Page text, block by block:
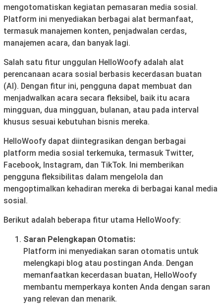
mengotomatiskan kegiatan pemasaran media sosial.
Platform ini menyediakan berbagai alat bermanfaat,
termasuk manajemen konten, penjadwalan cerdas,
manajemen acara, dan banyak lagi.
Salah satu fitur unggulan HelloWoofy adalah alat
perencanaan acara sosial berbasis kecerdasan buatan
(AI). Dengan fitur ini, pengguna dapat membuat dan
menjadwalkan acara secara fleksibel, baik itu acara
mingguan, dua mingguan, bulanan, atau pada interval
khusus sesuai kebutuhan bisnis mereka.
HelloWoofy dapat diintegrasikan dengan berbagai
platform media sosial terkemuka, termasuk Twitter,
Facebook, Instagram, dan TikTok. Ini memberikan
pengguna fleksibilitas dalam mengelola dan
mengoptimalkan kehadiran mereka di berbagai kanal media
sosial.
Berikut adalah beberapa fitur utama HelloWoofy:
Saran Pelengkapan Otomatis:
Platform ini menyediakan saran otomatis untuk
melengkapi blog atau postingan Anda. Dengan
memanfaatkan kecerdasan buatan, HelloWoofy
membantu memperkaya konten Anda dengan saran
yang relevan dan menarik.